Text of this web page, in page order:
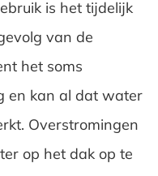
is het tijdelijk
van de
het soms
en kan al dat water
Overstromingen
op het dak op te